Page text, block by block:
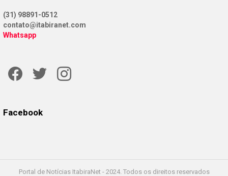
(31) 98891-0512
contato@itabiranet.com
Whatsapp
Facebook
Portal de Notícias ItabiraNet - 2024. Todos os direitos reservados